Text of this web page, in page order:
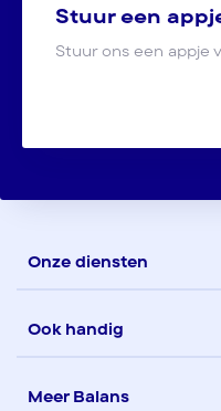
Stuur een
Stuur ons een appje
Onze diensten
Ook handig
Meer Balans